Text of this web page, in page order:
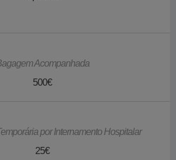
Acompanhada
500€
por Internamento Hospitalar
25€